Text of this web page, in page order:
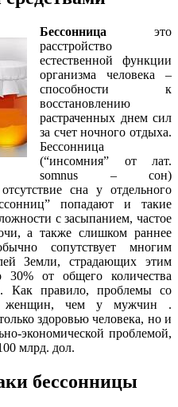
Бессонница это
расстройство
естественной функции
организма человека –
способности к
восстановлению
растраченных днем сил
за счет ночного отдыха.
Бессонница
(“инсомния” от лат.
somnus – сон)
сна у отдельного
попадают и такие
с засыпанием, частое
а также слишком раннее
сопутствует многим
Земли, страдающих этим
30% от общего количества
Как правило, проблемы со
женщин, чем у мужчин .
здоровью человека, но и
экономической проблемой,
млрд. дол.
бессонницы